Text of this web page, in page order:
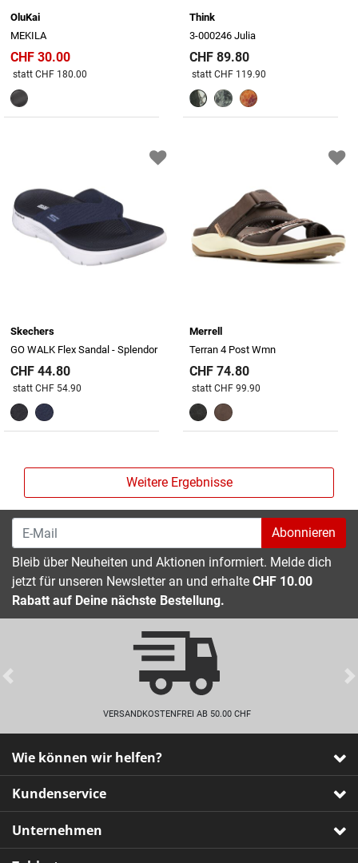
OluKai
MEKILA
CHF 30.00
Preis reduziert von
statt CHF 180.00
Think
3-000246 Julia
CHF 89.80
Preis reduziert von
statt CHF 119.90
Skechers
GO WALK Flex Sandal - Splendor
CHF 44.80
Preis reduziert von
statt CHF 54.90
Merrell
Terran 4 Post Wmn
CHF 74.80
Preis reduziert von
statt CHF 99.90
Weitere Ergebnisse
Abonnieren
Bleib über Neuheiten und Aktionen informiert. Melde dich
jetzt für unseren Newsletter an und erhalte CHF 10.00
Rabatt auf Deine nächste Bestellung.
VERSANDKOSTENFREI AB 50.00 CHF
Previous
Wie können wir helfen?
Kundenservice
Unternehmen